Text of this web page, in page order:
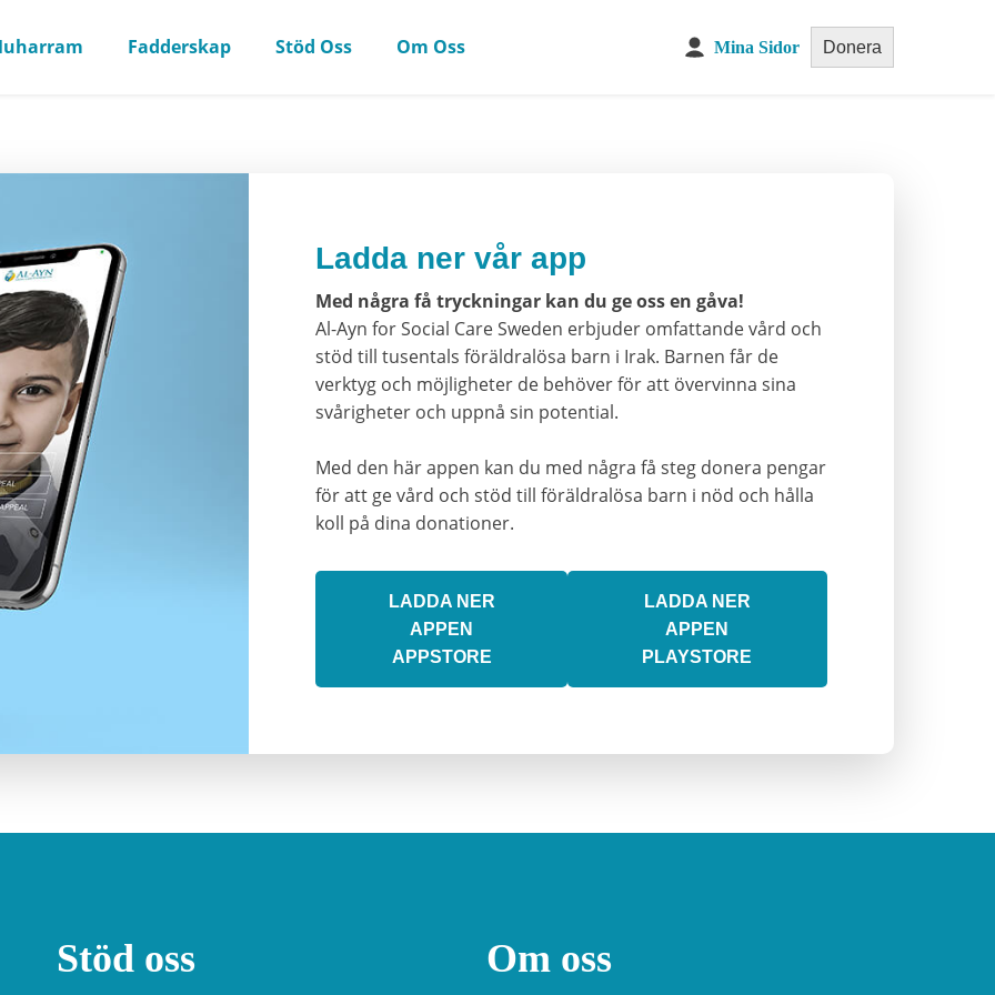
Fadderskap Stöd Oss Om Oss Mina Sidor Donera
Ladda ner vår app
Med några få tryckningar kan du ge oss en gåva!
Al-Ayn for Social Care Sweden erbjuder omfattande vård och
stöd till tusentals föräldralösa barn i Irak. Barnen får de
verktyg och möjligheter de behöver för att övervinna sina
svårigheter och uppnå sin potential.
Med den här appen kan du med några få steg donera pengar
för att ge vård och stöd till föräldralösa barn i nöd och hålla
koll på dina donationer.
LADDA NER
APPEN
APPSTORE
LADDA NER
APPEN
PLAYSTORE
Stöd oss Om oss